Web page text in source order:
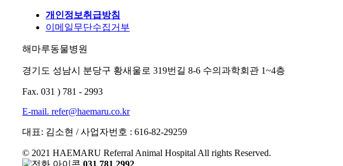
개인정보취급방침
이메일무단수집거부
해마루동물병원
경기도 성남시 분당구 황새울로 319번길 8-6 수의과학회관 1~4층
Fax. 031 ) 781 - 2993
E-mail. refer@haemaru.co.kr
대표: 김소현 / 사업자번호 : 616-82-29259
© 2021 HAEMARU Referral Animal Hospital All rights Reserved.